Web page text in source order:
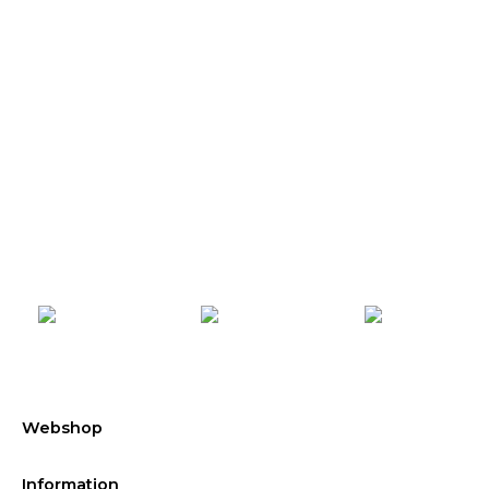
Webshop
Information